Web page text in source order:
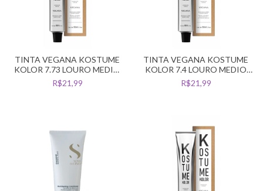
TINTA VEGANA KOSTUME
KOLOR 7.73 LOURO MEDIO
MARROM DOURADO
R$21,99
TINTA VEGANA KOSTUME
KOLOR 7.4 LOURO MEDIO
COBRE
R$21,99